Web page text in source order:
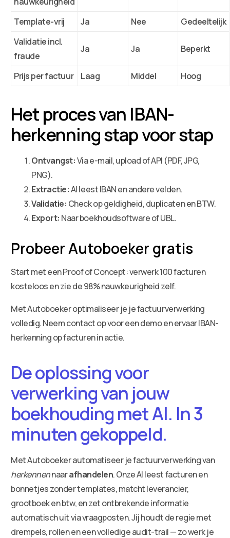
Template-vrij
Ja Nee
Gedeeltelijk
Validatie incl.
fraude
Ja Ja Beperkt
Prijs per factuur Laag Middel Hoog
Het proces van IBAN-
herkenning stap voor stap
Ontvangst:Via e-mail, upload of API (PDF, JPG,
PNG).
Extractie:AI leest IBAN en andere velden.
Validatie: Check op geldigheid, duplicaten en BTW.
Export: Naar boekhoudsoftware of UBL.
Probeer Autoboeker gratis
Start met een Proof of Concept: verwerk 100 facturen
kosteloos en zie de 98% nauwkeurigheid zelf.
Met Autoboeker optimaliseer je je factuurverwerking
volledig. Neem contact op voor een demo en ervaar IBAN-
herkenning op facturen in actie.
De oplossing voor
verwerking van jouw
boekhouding met AI. In 3
minuten gekoppeld.
Met Autoboeker automatiseer je factuurverwerking van
herkennennaarafhandelen. Onze AI leest facturen en
bonnetjes zonder templates, matcht leverancier,
grootboek en btw, en zet ontbrekende informatie
automatisch uit via vraagposten. Jij houdt de regie met
drempels, rollen en een volledige audit-trail — zo werk je